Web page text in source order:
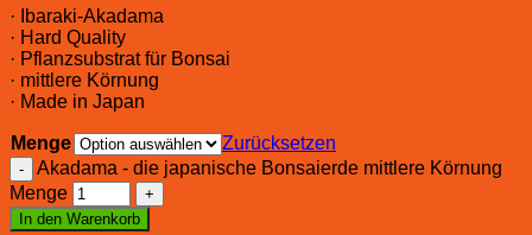
· Ibaraki-Akadama
· Hard Quality
· Pflanzsubstrat für Bonsai
· mittlere Körnung
· Made in Japan
Menge
Zurücksetzen
Akadama - die japanische Bonsaierde mittlere Körnung
Menge
In den Warenkorb